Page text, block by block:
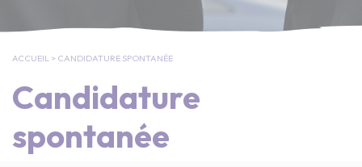
ACCUEIL > CANDIDATURE SPONTANÉE
Candidature
spontanée